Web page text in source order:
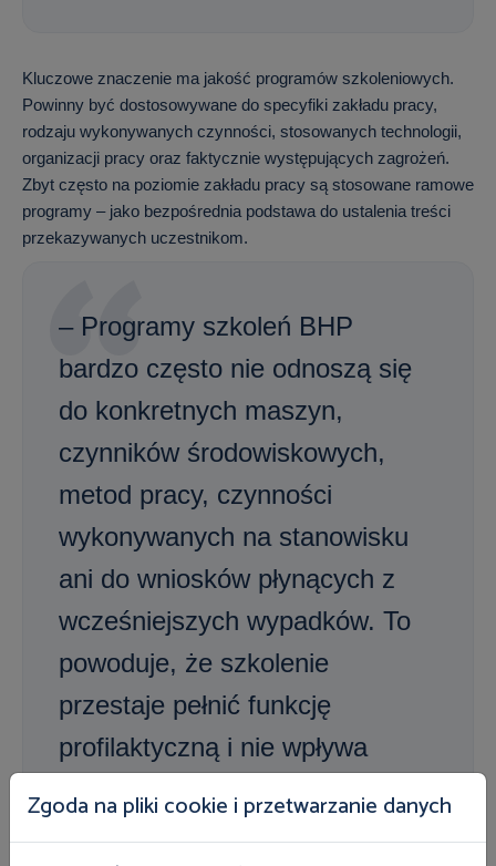
Kluczowe znaczenie ma jakość programów szkoleniowych.
Powinny być dostosowywane do specyfiki zakładu pracy,
rodzaju wykonywanych czynności, stosowanych technologii,
organizacji pracy oraz faktycznie występujących zagrożeń.
Zbyt często na poziomie zakładu pracy są stosowane ramowe
programy – jako bezpośrednia podstawa do ustalenia treści
przekazywanych uczestnikom.
– Programy szkoleń BHP
bardzo często nie odnoszą się
do konkretnych maszyn,
czynników środowiskowych,
metod pracy, czynności
wykonywanych na stanowisku
ani do wniosków płynących z
wcześniejszych wypadków. To
powoduje, że szkolenie
przestaje pełnić funkcję
profilaktyczną i nie wpływa
Zgoda na pliki cookie i przetwarzanie danych